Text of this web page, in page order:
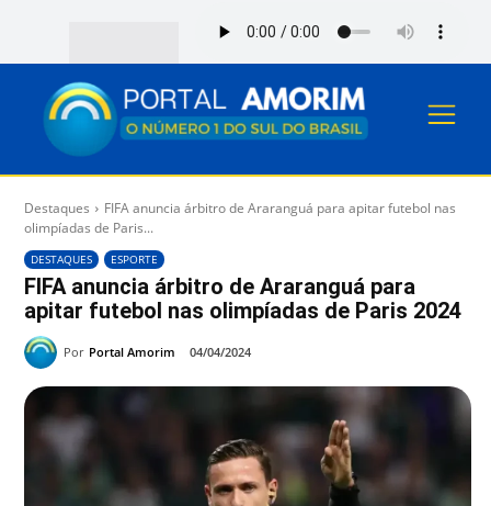
Destaques
FIFA anuncia árbitro de Araranguá para apitar futebol nas
olimpíadas de Paris...
DESTAQUES ESPORTE
FIFA anuncia árbitro de Araranguá para
apitar futebol nas olimpíadas de Paris 2024
Por Portal Amorim 04/04/2024